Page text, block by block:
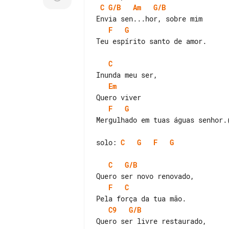
C G/B Am
G/B
F
G
Teu espírito santo de amor.
C
Em
F
G
Mergulhado em tuas águas
solo: C G F G
C
G/B
F
C
C9
G/B